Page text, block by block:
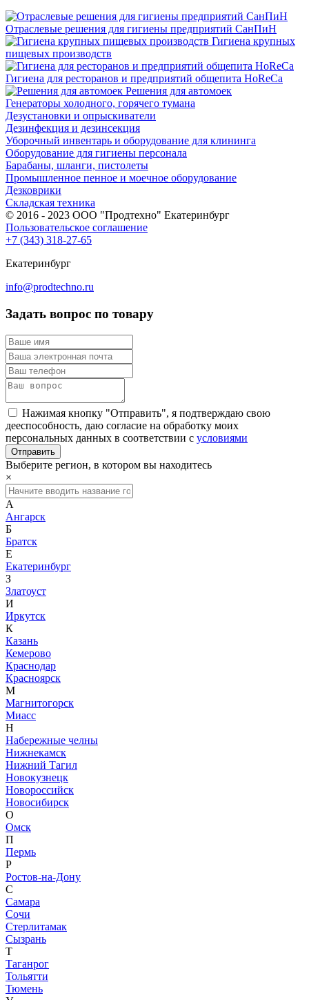
Отраслевые решения для гигиены предприятий СанПиН
Гигиена крупных
пищевых производств
Гигиена для ресторанов и предприятий общепита HoReCa
Решения для автомоек
Генераторы холодного, горячего тумана
Дезустановки и опрыскиватели
Дезинфекция и дезинсекция
Уборочный инвентарь и оборудование для клининга
Оборудование для гигиены персонала
Барабаны, шланги, пистолеты
Промышленное пенное и моечное оборудование
Дезковрики
Складская техника
© 2016 - 2023 ООО "Продтехно" Екатеринбург
Пользовательское соглашение
+7 (343) 318-27-65
Екатеринбург
info@prodtechno.ru
Задать вопрос по товару
Нажимая кнопку "Отправить", я подтверждаю свою
дееспособность, даю согласие на обработку моих
персональных данных в соответствии с условиями
Выберите регион, в котором вы находитесь
×
А
Ангарск
Б
Братск
Е
Екатеринбург
З
Златоуст
И
Иркутск
К
Казань
Кемерово
Краснодар
Красноярск
М
Магнитогорск
Миасс
Н
Набережные челны
Нижнекамск
Нижний Тагил
Новокузнецк
Новороссийск
Новосибирск
О
Омск
П
Пермь
Р
Ростов-на-Дону
С
Самара
Сочи
Стерлитамак
Сызрань
Т
Таганрог
Тольятти
Тюмень